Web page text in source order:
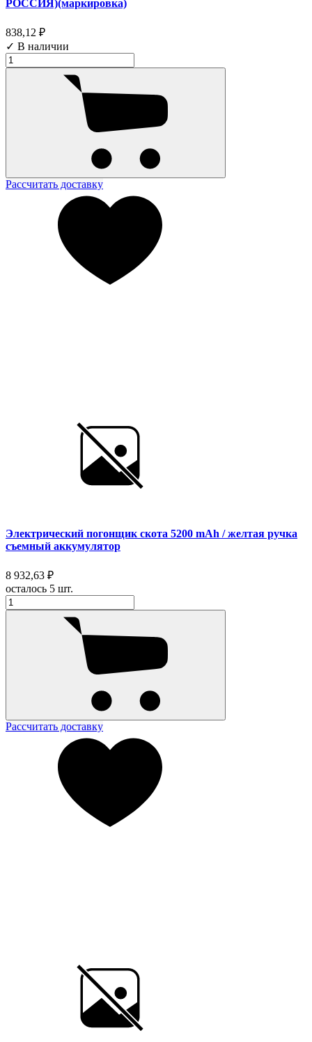
РОССИЯ)(маркировка)
838,12 ₽
✓ В наличии
Рассчитать доставку
Электрический погонщик скота 5200 mAh / желтая ручка
съемный аккумулятор
8 932,63 ₽
осталось 5 шт.
Рассчитать доставку